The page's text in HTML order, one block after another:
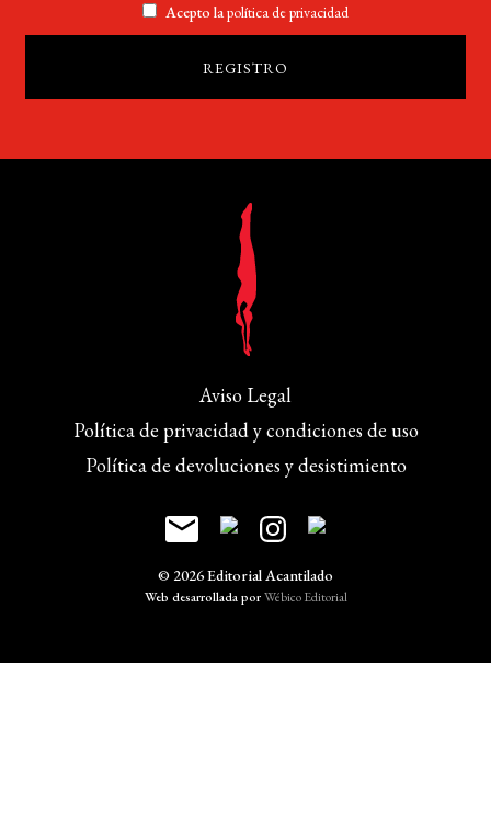
Acepto lapolítica de privacidad
Aviso Legal
Política de privacidad y condiciones de uso
Política de devoluciones y desistimiento
© 2026 Editorial Acantilado
Web desarrollada porWébico Editorial